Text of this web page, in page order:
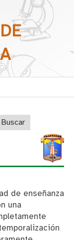
en todas las
páginas
de enseñanza
una